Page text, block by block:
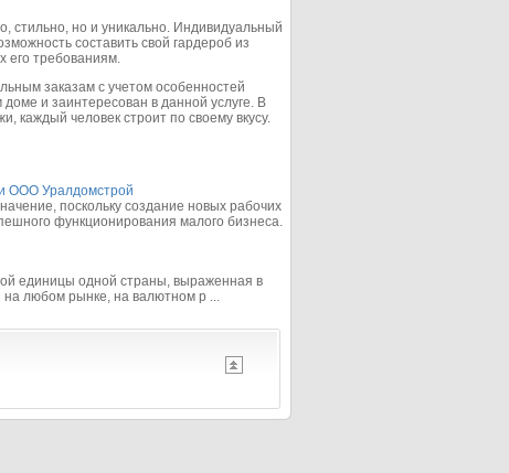
стильно, но и уникально. Индивидуальный
составить свой гардероб из
его требованиям.
заказам с учетом особенностей
и заинтересован в данной услуге. В
каждый человек строит по своему вкусу.
ООО Уралдомстрой
поскольку создание новых рабочих
функционирования малого бизнеса.
единицы одной страны, выраженная в
на любом рынке, на валютном р ...